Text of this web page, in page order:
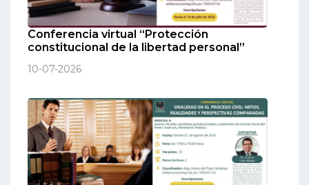
Conferencia virtual “Protección
constitucional de la libertad personal”
10-07-2026